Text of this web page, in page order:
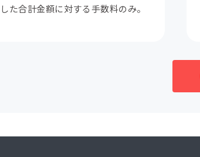
した合計金額に対する手数料のみ。